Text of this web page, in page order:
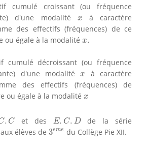
cumulé croissant (ou fréquence
d'une modalité
x
x à caractère
des effectifs (fréquences) de ce
ou égale à la modalité x.
x
cumulé décroissant (ou fréquence
d'une modalitéx
x à caractère
des effectifs (fréquences) de
ou égale à la modalité x
x
. C
.C et des E. C. D
E. C.D
de la série
élèves de 3eme
3em e
du Collège Pie XII.